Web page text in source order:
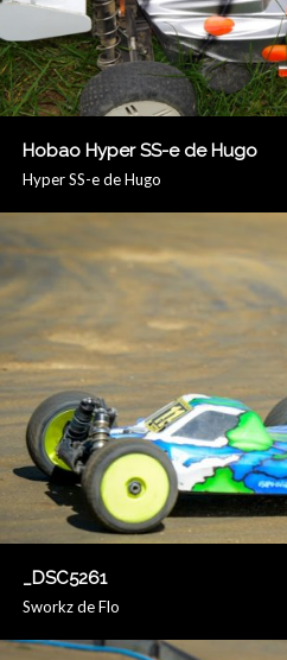
Hobao Hyper SS-e de Hugo
Hyper SS-e de Hugo
_DSC5261
Sworkz de Flo